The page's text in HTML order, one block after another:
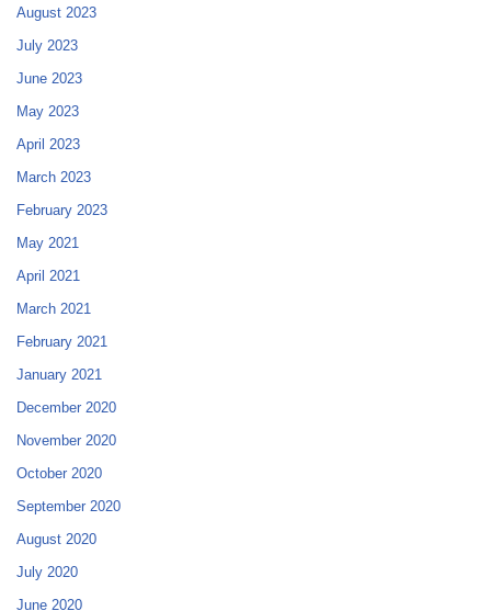
August 2023
July 2023
June 2023
May 2023
April 2023
March 2023
February 2023
May 2021
April 2021
March 2021
February 2021
January 2021
December 2020
November 2020
October 2020
September 2020
August 2020
July 2020
June 2020